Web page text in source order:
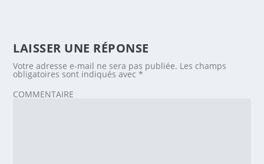
LAISSER UNE RÉPONSE
Votre adresse e-mail ne sera pas publiée. Les champs
obligatoires sont indiqués avec*
COMMENTAIRE